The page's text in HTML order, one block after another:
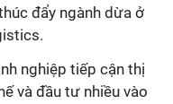
đẩy ngành dừa ở
nghiệp tiếp cận thị
và đầu tư nhiều vào